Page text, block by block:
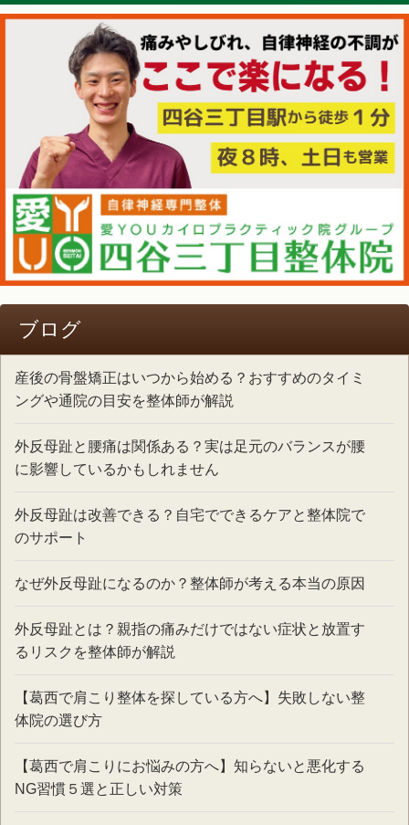
ブログ
産後の骨盤矯正はいつから始める？おすすめのタイミ
ングや通院の目安を整体師が解説
外反母趾と腰痛は関係ある？実は足元のバランスが腰
に影響しているかもしれません
外反母趾は改善できる？自宅でできるケアと整体院で
のサポート
なぜ外反母趾になるのか？整体師が考える本当の原因
外反母趾とは？親指の痛みだけではない症状と放置す
るリスクを整体師が解説
【葛西で肩こり整体を探している方へ】失敗しない整
体院の選び方
【葛西で肩こりにお悩みの方へ】知らないと悪化する
NG習慣５選と正しい対策